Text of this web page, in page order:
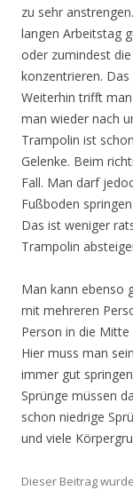
zu sehr
langen Arbeitstag
oder zumindest
konzentrieren.
Weiterhin trifft
man wieder nach
Trampolin ist
Gelenke. Beim
Fall. Man darf
Fußboden
Das ist weniger
Trampolin
Man kann ebenso
mit mehreren
Person in die Mitte
Hier muss man
immer gut
Sprünge müssen
schon niedrige
und viele
Dieser Beitrag